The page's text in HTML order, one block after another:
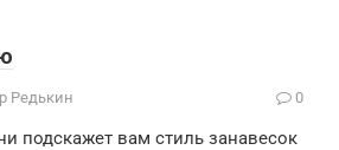
Редькин 0
подскажет вам стиль занавесок